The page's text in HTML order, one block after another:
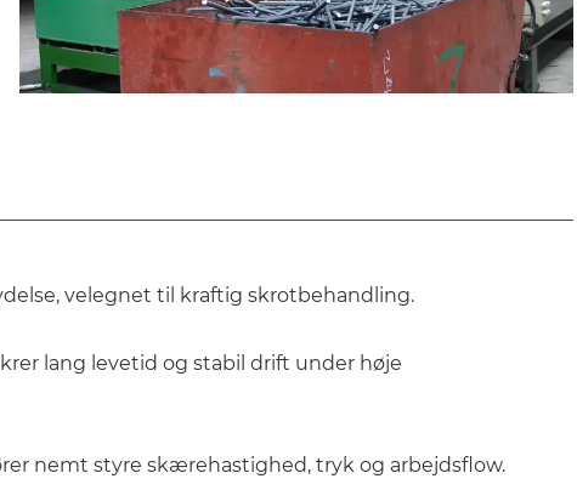
velegnet til kraftig skrotbehandling.
lang levetid og stabil drift under høje
nemt styre skærehastighed, tryk og arbejdsflow.